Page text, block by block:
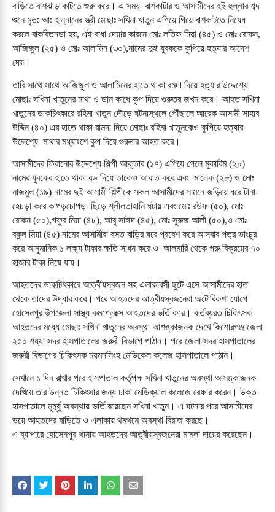
বাড়িতে বাশঝাড় কাটতে শুরু করে। এ সময়  বাশকাটার ও আসামীদের হই হুল্লার শব্দ
শুনে মৃতঃ আঃ হান্নানের স্ত্রী মোছাঃ সখিনা খাতুন এগিয়ে গিয়ে বাশকাটতে নিষেধ
করলে বাকবিতনডা হয়, এই বাধা দেয়ার কারনে মোঃ লতিফ মিয়া (৪৫) ও মোঃ রোকন,
আজিজুল (২৫) ও মোঃ আলামিন (৩০),নামের দুই যুবককে কুপিয়ে হত্যার আদেশ
দেয়।
তারি সাথে সাথে আজিজুল ও আলামিনের হাতে থাকা রমদা দিয়ে হত্যার উদ্দেশ্যে
মোছাঃ সখিনা খাতুনের মাথা ও ডান কাধে কুপ দিয়ে গুরুতর জখম করে। আহত সখিনা
খাতুনের ডাকচিৎকারে রহিমা খাতুন দৌড়ে ঘটনাস্থলে পৌঁছালে আরেক আসামী সাহাব
উদ্দিন (৪০) এর হাতে থাকা রামদা দিয়ে মোছাঃ রহিমা খাতুনকেও কুপিয়ে হত্যার
উদ্দেশ্যে  মাথার মধ্যাংশে কুপ দিয়ে গুরুতর আহত করে।
আসামীদের ফিরানোর উদ্দেশ্যে শিল্পী আক্তার (১৭) এগিয়ে গেলে মুকারিম (২০)
নামের যুবকের হাতে থাকা রড দিয়ে তাকেও আঘাত করে এবং  মালেক (২৮) ও মোঃ
নাজমুল (১৯) নামের দুই আসামী শিল্পীকে সকল আসামীদের সামনে জড়িয়ে ধরে টানা-
হেচড়া করে কাপড়চোপড়  ছিড়ে শ্লীলতাহানি ঘটায় এবং মোঃ রউফ (৫০), মোঃ
রোকন (৫০),গফুর মিয়া (৪৮), আবু সাঈদ (৪৫), মোঃ সুরুজ আলী (৫০),ও মোঃ
বকুল মিয়া (৪৫) নামের আসামীরা বসত বাড়ির ঘরে প্রবেশ করে আসবাব পত্র ভাংচুর
করে আনুমানিক ১ লক্ষ্য টাকার ক্ষতি সাধন করে ও  আলমারি থেকে গরু বিক্রয়ের ৭০
হাজার টাকা নিয়ে যায়।
আহতদের ডাকচিৎকারে আত্বীয়স্বজন সহ এলাকাবসী ছুটে এসে আসামীদের হাত
থেকে তাদের উদ্ধার করে। পরে আহতদের আত্বীয়স্বজনেরা অটোরিকশা যোগে
হোসেনপুর উপজেলা সাস্থ্য কমপ্লেক্সে আহতদের ভর্তি করে। কর্তব্যরত চিকিৎসক
আহতদের মধ্যে মোছাঃ সখিনা খাতুনের অবস্থা আশঙ্কাজনক দেখে কিশোরগঞ্জ জেলা
২৫০ শয্যা সদর হাসপাতালের জরুরী বিভাগে পাঠান। পরে জেলা সদর হাসপাতালের
জরুরী বিভাগের চিকিৎসক ময়মনসিংহ মেডিকেল কলেজ হাসপাতালে পাঠান।
সেখানে ১ দিন রাখার পরে হাসপাতাল কর্তৃপক্ষ সখিনা খাতুনের অবস্থা আসঙ্কাজনক
দেখিয়ে তার উন্নত চিকিৎসার জন্য ঢাকা মেডিক্যাল কলেজে রেফার করেন। উক্ত
হাসপাতালে মুমূর্ষু অবস্থায় ভর্তি রয়েছেন সখিনা খাতুন। এ ঘটনার পরে আসামীদের
ভয়ে আহতদের বাড়িতে ও এলাকায় থমথমে অবস্থা বিরাজ করছে।
এ ব্যাপারে হোসেনপুর থানায় আহতদের আত্বীয়স্বজনেরা মামলা দায়ের করেছেন।